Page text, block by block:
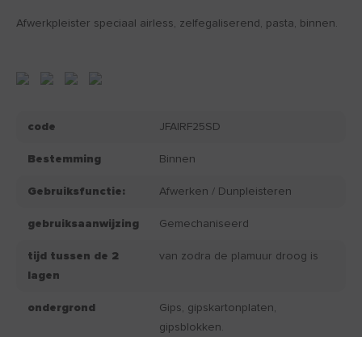
Afwerkpleister speciaal airless, zelfegaliserend, pasta, binnen.
code JFAIRF25SD
Bestemming Binnen
Gebruiksfunctie: Afwerken / Dunpleisteren
gebruiksaanwijzing Gemechaniseerd
tijd tussen de 2
lagen
van zodra de plamuur droog is
ondergrond
Gips, gipskartonplaten,
gipsblokken.